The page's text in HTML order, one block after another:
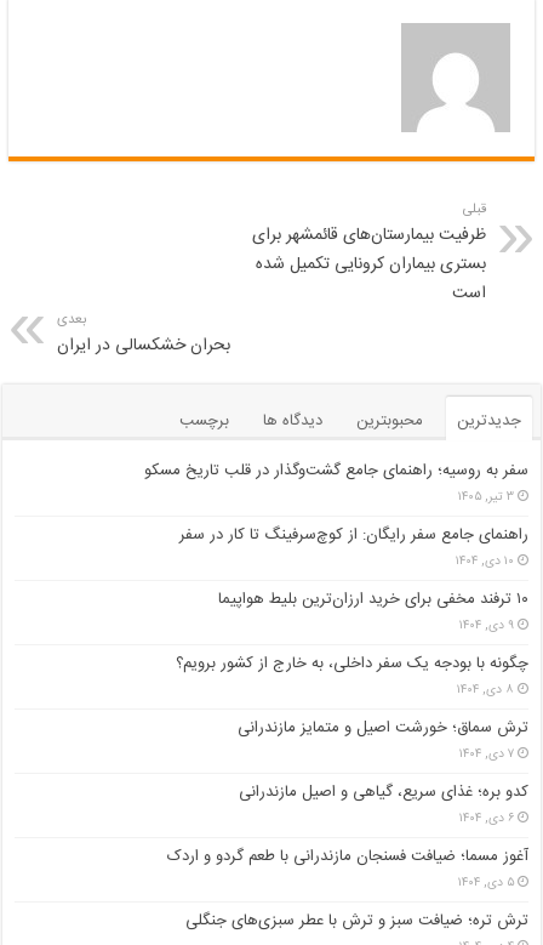
قبلی
ظرفیت بیمارستان‌های قائمشهر برای
بستری بیماران کرونایی تکمیل شده
است
بعدی
بحران خشکسالی در ایران
جدیدترین محبوبترین دیدگاه ها
برچسب
سفر به روسیه؛ راهنمای جامع گشت‌وگذار در قلب تاریخ مسکو
۳ تیر, ۱۴۰۵
راهنمای جامع سفر رایگان: از کوچ‌سرفینگ تا کار در سفر
۱۰ دی, ۱۴۰۴
۱۰ ترفند مخفی برای خرید ارزان‌ترین بلیط هواپیما
۹ دی, ۱۴۰۴
چگونه با بودجه یک سفر داخلی، به خارج از کشور برویم؟
۸ دی, ۱۴۰۴
ترش سماق؛ خورشت اصیل و متمایز مازندرانی
۷ دی, ۱۴۰۴
کدو بره؛ غذای سریع، گیاهی و اصیل مازندرانی
۶ دی, ۱۴۰۴
آغوز مسما؛ ضیافت فسنجان مازندرانی با طعم گردو و اردک
۵ دی, ۱۴۰۴
ترش تره؛ ضیافت سبز و ترش با عطر سبزی‌های جنگلی